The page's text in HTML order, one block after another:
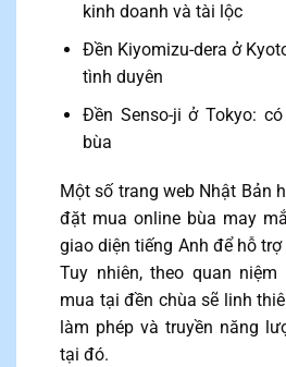
kinh doanh và tài lộc
Đền Kiyomizu-dera ở
tình duyên
Đền Senso-ji ở Tokyo:
bùa
Một số trang web Nhật Bản
đặt mua online bùa may
giao diện tiếng Anh để hỗ
Tuy nhiên, theo quan niệm
mua tại đền chùa sẽ linh
làm phép và truyền năng
tại đó.